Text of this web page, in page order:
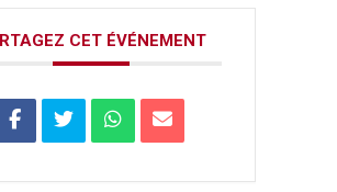
CET ÉVÉNEMENT